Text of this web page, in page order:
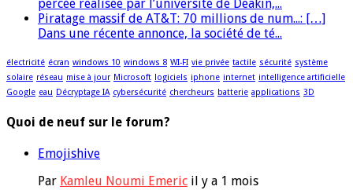
percée réalisée par l’université de Deakin,...
Piratage massif de AT&T: 70 millions de num...: […]
Dans une récente annonce, la société de té...
électricité écran windows 10 windows 8 WI-FI vie privée tactile sécurité système
solaire réseau mise à jour Microsoft logiciels iphone internet intelligence artificielle
Google eau Décryptage IA cybersécurité chercheurs batterie applications 3D
Quoi de neuf sur le forum?
Emojishive
Par Kamleu Noumi Emeric il y a 1 mois